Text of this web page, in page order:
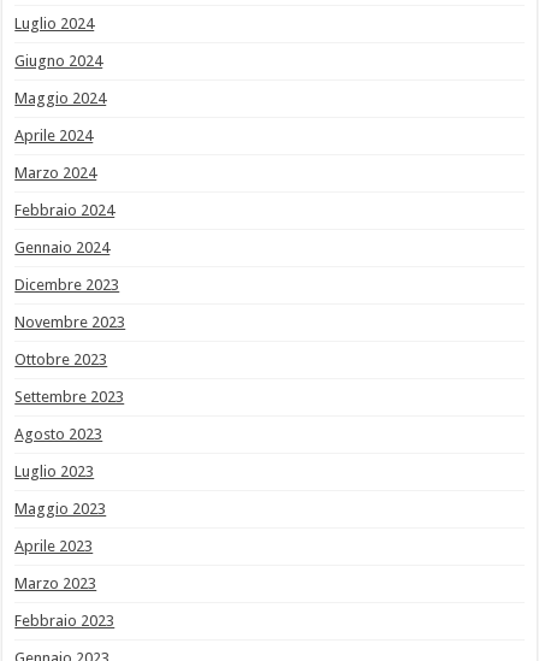
Luglio 2024
Giugno 2024
Maggio 2024
Aprile 2024
Marzo 2024
Febbraio 2024
Gennaio 2024
Dicembre 2023
Novembre 2023
Ottobre 2023
Settembre 2023
Agosto 2023
Luglio 2023
Maggio 2023
Aprile 2023
Marzo 2023
Febbraio 2023